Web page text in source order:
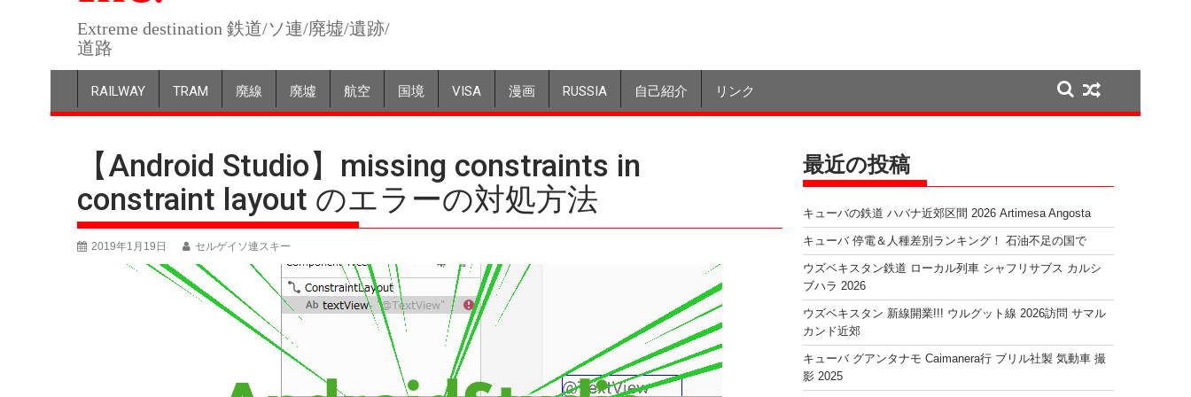
Extreme destination 鉄道/ソ連/廃墟/遺跡/
道路
RAILWAY TRAM 廃線 廃墟 航空 国境 VISA 漫画 RUSSIA 自己紹介 リンク
【Android Studio】missing constraints in
constraint layout のエラーの対処方法
2019年1月19日 セルゲイソ連スキー
最近の投稿
キューバの鉄道 ハバナ近郊区間 2026 Artimesa Angosta
キューバ 停電＆人種差別ランキング！ 石油不足の国で
ウズベキスタン鉄道 ローカル列車 シャフリサブス カルシ
ブハラ 2026
ウズベキスタン 新線開業!!! ウルグット線 2026訪問 サマル
カンド近郊
キューバ グアンタナモ Caimanera行 ブリル社製 気動車 撮
影 2025